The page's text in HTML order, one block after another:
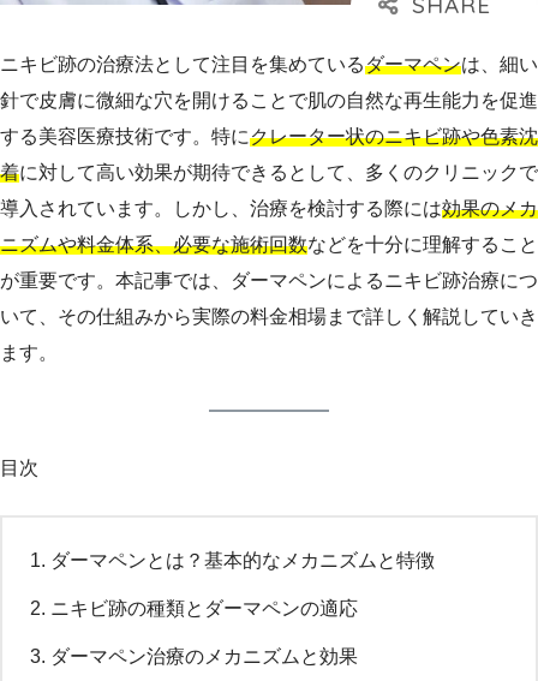
ニキビ跡の治療法として注目を集めているダーマペンは、細い
針で皮膚に微細な穴を開けることで肌の自然な再生能力を促進
する美容医療技術です。特にクレーター状のニキビ跡や色素沈
着に対して高い効果が期待できるとして、多くのクリニックで
導入されています。しかし、治療を検討する際には効果のメカ
ニズムや料金体系、必要な施術回数などを十分に理解すること
が重要です。本記事では、ダーマペンによるニキビ跡治療につ
いて、その仕組みから実際の料金相場まで詳しく解説していき
ます。
目次
ダーマペンとは？基本的なメカニズムと特徴
ニキビ跡の種類とダーマペンの適応
ダーマペン治療のメカニズムと効果